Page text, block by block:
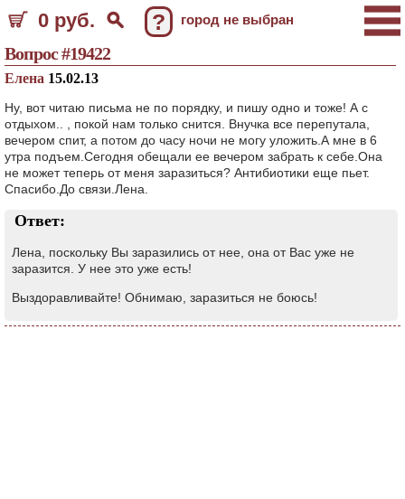
0 руб. ? город не выбран
Вопрос #19422
Елена 15.02.13
Ну, вот читаю письма не по порядку, и пишу одно и тоже! А с
отдыхом.. , покой нам только снится. Внучка все перепутала,
вечером спит, а потом до часу ночи не могу уложить.А мне в 6
утра подъем.Сегодня обещали ее вечером забрать к себе.Она
не может теперь от меня заразиться? Антибиотики еще пьет.
Спасибо.До связи.Лена.
Ответ:
Лена, поскольку Вы заразились от нее, она от Вас уже не
заразится. У нее это уже есть!
Выздоравливайте! Обнимаю, заразиться не боюсь!